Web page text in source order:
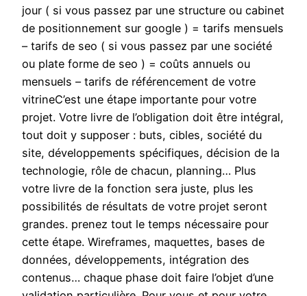
jour ( si vous passez par une structure ou cabinet
de positionnement sur google ) = tarifs mensuels
– tarifs de seo ( si vous passez par une société
ou plate forme de seo ) = coûts annuels ou
mensuels – tarifs de référencement de votre
vitrineC’est une étape importante pour votre
projet. Votre livre de l’obligation doit être intégral,
tout doit y supposer : buts, cibles, société du
site, développements spécifiques, décision de la
technologie, rôle de chacun, planning… Plus
votre livre de la fonction sera juste, plus les
possibilités de résultats de votre projet seront
grandes. prenez tout le temps nécessaire pour
cette étape. Wireframes, maquettes, bases de
données, développements, intégration des
contenus… chaque phase doit faire l’objet d’une